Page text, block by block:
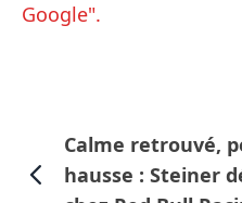
Google".
Calme retrouvé,
hausse : Steiner